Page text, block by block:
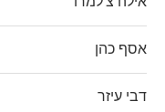
אסף כהן
דבי עיזר